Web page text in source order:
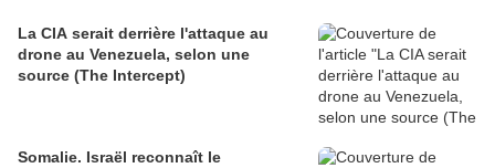
La CIA serait derrière l'attaque au
drone au Venezuela, selon une
source (The Intercept)
Somalie. Israël reconnaît le